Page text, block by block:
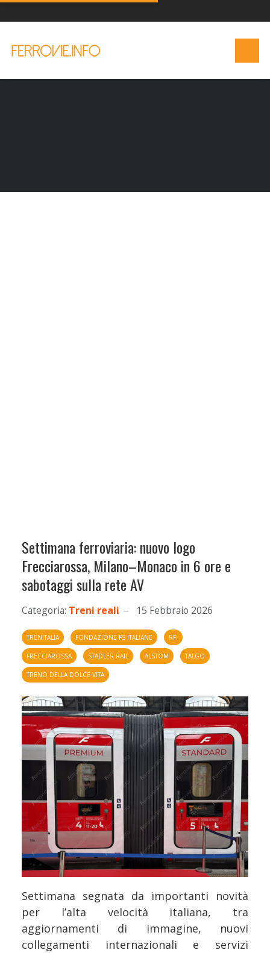
Settimana ferroviaria: nuovo logo
Frecciarossa, Milano–Monaco in 6 ore e
sabotaggi sulla rete AV
Categoria: Treni reali 15 Febbraio 2026
TRENITALIA FONDAZIONE FS ITALIANE RFI
FRECCIAROSSA STADLER RAIL ALSTOM TALGO
TRENO DELLA DOLCE VITA
Settimana segnata da importanti novità
per l’alta velocità italiana, tra
aggiornamenti di immagine, nuovi
collegamenti internazionali e servizi